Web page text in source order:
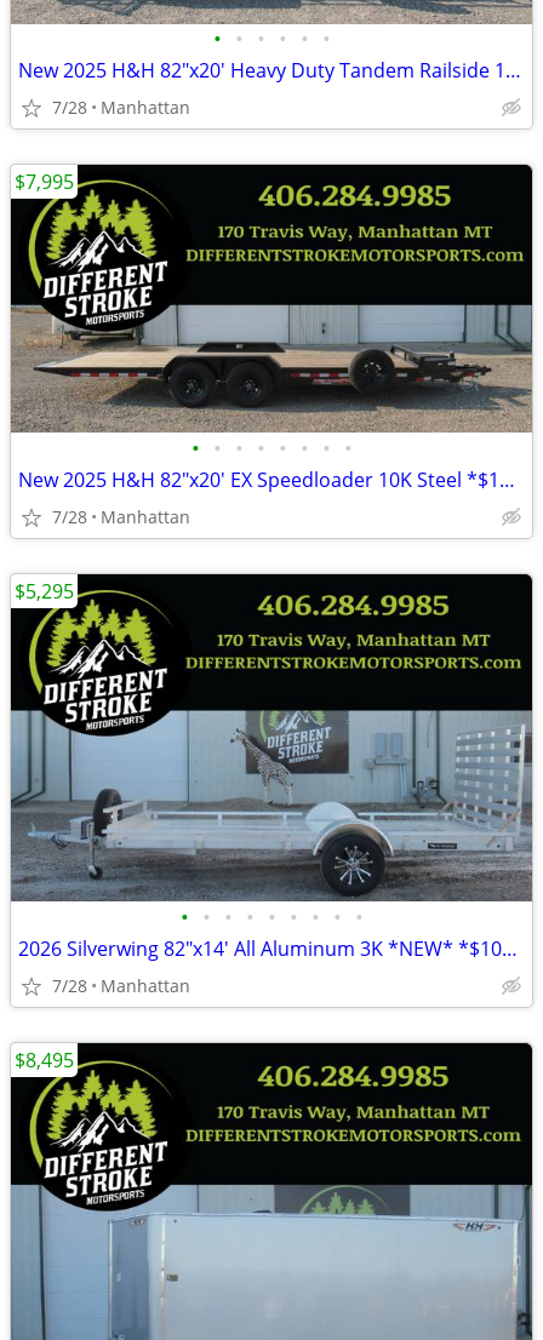
• • • • • •
New 2025 H&H 82"x20' Heavy Duty Tandem Railside 10K Steel
7/28 Manhattan
• • • • • • • •
New 2025 H&H 82"x20' EX Speedloader 10K Steel *$157/Month OAC $0 Down*
7/28 Manhattan
$7,995
• • • • • • • • •
2026 Silverwing 82"x14' All Aluminum 3K *NEW* *$104/Month OAC $0 Down*
7/28 Manhattan
$5,295
$8,495